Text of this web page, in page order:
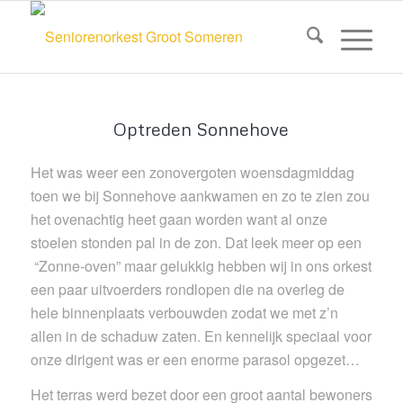
Optreden Sonnehove
Het was weer een zonovergoten woensdagmiddag
toen we bij Sonnehove aankwamen en zo te zien zou
het ovenachtig heet gaan worden want al onze
stoelen stonden pal in de zon. Dat leek meer op een
“Zonne-oven” maar gelukkig hebben wij in ons orkest
een paar uitvoerders rondlopen die na overleg de
hele binnenplaats verbouwden zodat we met z’n
allen in de schaduw zaten. En kennelijk speciaal voor
onze dirigent was er een enorme parasol opgezet…
Het terras werd bezet door een groot aantal bewoners